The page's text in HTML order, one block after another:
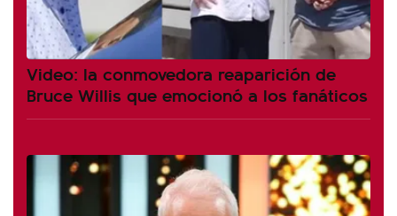
Video: la conmovedora reaparición de
Bruce Willis que emocionó a los fanáticos